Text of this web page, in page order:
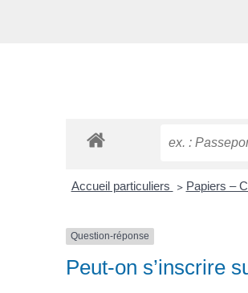
Accueil particuliers > Papiers –
Question-réponse
Peut-on s’inscrire